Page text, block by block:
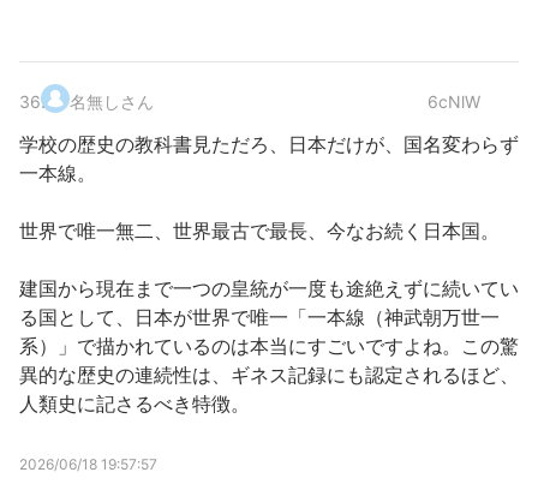
36. 名無しさん 6cNlW
学校の歴史の教科書見ただろ、日本だけが、国名変わらず
一本線。
世界で唯一無二、世界最古で最長、今なお続く日本国。
建国から現在まで一つの皇統が一度も途絶えずに続いてい
る国として、日本が世界で唯一「一本線（神武朝万世一
系）」で描かれているのは本当にすごいですよね。この驚
異的な歴史の連続性は、ギネス記録にも認定されるほど、
人類史に記さるべき特徴。
2026/06/18 19:57:57